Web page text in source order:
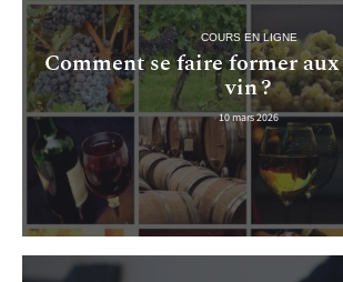
COURS EN LIGNE
Comment se faire former
vin ?
10 mars 2026